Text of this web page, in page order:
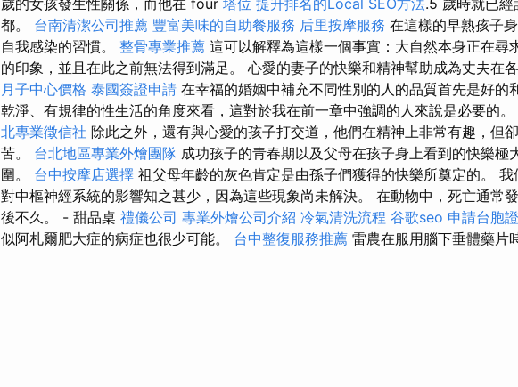
都。 台南清潔公司推薦 豐富美味的自助餐服務 后里按摩服務 在這樣的早熟孩子
自我感染的習慣。 整骨專業推薦 這可以解釋為這樣一個事實：大自然本身正在尋
的印象，並且在此之前無法得到滿足。 心愛的妻子的快樂和精神幫助成為丈夫在各
月子中心價格 泰國簽證申請 在幸福的婚姻中補充不同性別的人的品質首先是好的
乾淨、有規律的性生活的角度來看，這對於我在前一章中強調的人來說是必要的。
北專業徵信社 除此之外，還有與心愛的孩子打交道，他們在精神上非常有趣，但
苦。 台北地區專業外燴團隊 成功孩子的青春期以及父母在孩子身上看到的快樂極
圍。 台中按摩店選擇 祖父母年齡的灰色肯定是由孫子們獲得的快樂所奠定的。
對中樞神經系統的影響知之甚少，因為這些現象尚未解決。 在動物中，死亡通常
後不久。 - 甜品桌 禮儀公司 專業外燴公司介紹 冷氣清洗流程 谷歌seo 申請台胞
似阿札爾肥大症的病症也很少可能。 台中整復服務推薦 雷農在服用腦下垂體藥片